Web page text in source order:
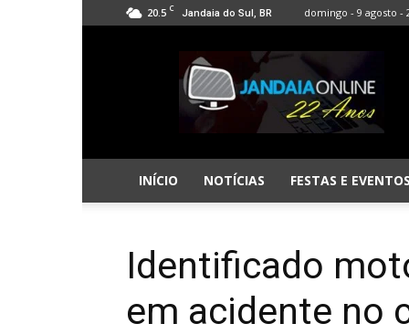
20.5 C Jandaia do Sul, BR domingo - 9 agosto -
Jandaia
Online
INÍCIO NOTÍCIAS FESTAS E EVENTOS
Identificado
em acidente no